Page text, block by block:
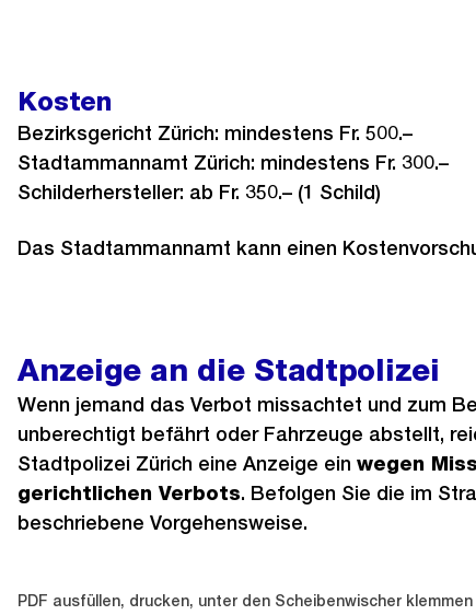
Kosten
Bezirksgericht Zürich: mindestens Fr. 500.–
Stadtammannamt Zürich: mindestens Fr. 300.–
Schilderhersteller: ab Fr. 350.– (1 Schild)
Das Stadtammannamt kann einen
Anzeige an die Stadtpolizei
Wenn jemand das Verbot missachtet und zum
unberechtigt befährt oder Fahrzeuge abstellt,
Stadtpolizei Zürich eine Anzeige einwegen
gerichtlichen Verbots. Befolgen Sie die im
beschriebene Vorgehensweise.
PDF ausfüllen, drucken, unter den Scheibenwischer klemmen